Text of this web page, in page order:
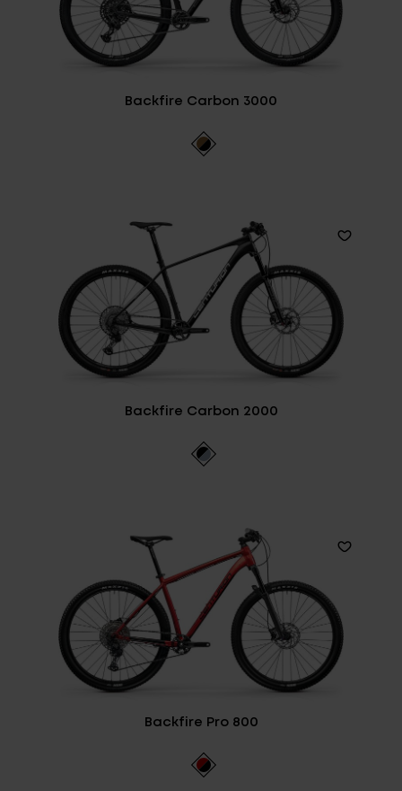
Backfire Carbon 3000
Backfire Carbon 2000
Backfire Pro 800